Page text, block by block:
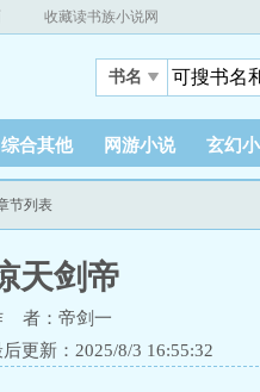
收藏读书族小说网
书名
综合其他 网游小说 玄幻
节列表
天剑帝
者：帝剑一
更新：2025/8/3 16:55:32